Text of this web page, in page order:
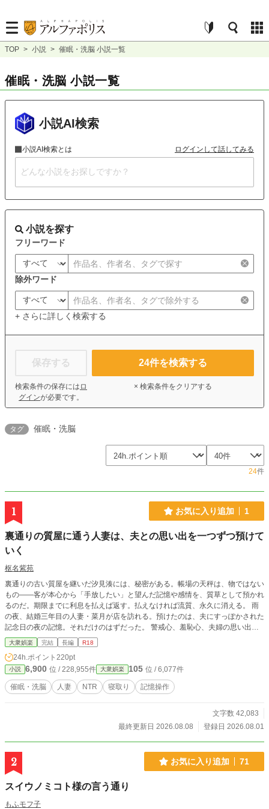
TOP > 小説 > 催眠・洗脳 小説一覧
催眠・洗脳 小説一覧
小説AI検索
小説AI検索とは ログインして話してみる
小説を探す
フリーワード
除外ワード
+ さらに詳しく検索する
保存する
検索条件の保存には ロ
グインが必要です。
24件を検索する
× 検索条件をクリアする
タグ 催眠・洗脳
24件
1 お気に入り追加 1
裏通りの質屋に通う人妻は、夫との思い出を一つずつ預けて
いく
枢名紫苑
裏通りの古い質屋を継いだ汐見湊には、秘密がある。帳場の天秤は、物ではない
もの――客が本心から「手放したい」と望んだ記憶や感情を、質草として預かれ
るのだ。期限までに利息を払えば返す。払えなければ流質、永久に消える。 雨
の夜、結婚三年目の人妻・菜月が店を訪れる。預けたのは、夫にすっぽかされた
記念日の夜の記憶。それだけのはずだった。 警戒心、羞恥心、夫婦の思い出、
妻としての決まりごと。一つ預けるたびに彼女は軽く、明るく、無防備になって
いく。何を失ったか思い出せないまま、その空白を埋めるように、今日も彼女は
帳場に通う。夫の知らないところで、妻の中身は少しずつ、蔵の棚に移っていく
――。
大衆娯楽 完結 長編 R18
24h.ポイント 220pt
小説 6,900 位 / 228,955件 大衆娯楽 105 位 / 6,077件
催眠・洗脳 人妻 NTR 寝取り 記憶操作
文字数 42,083
最終更新日 2026.08.08
登録日 2026.08.01
2 お気に入り追加 71
スイウノミコト様の言う通り
もふモフ子